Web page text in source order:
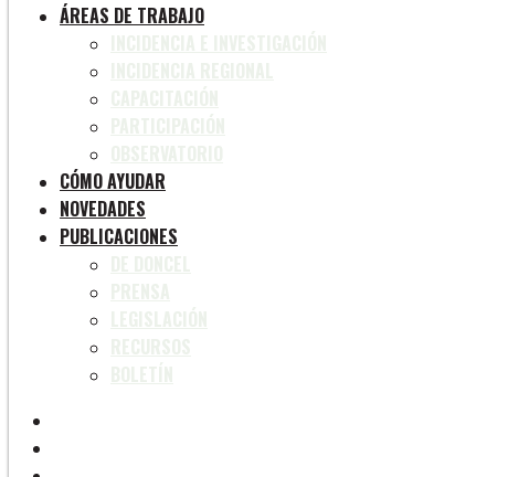
ÁREAS DE TRABAJO
CÓMO AYUDAR
NOVEDADES
PUBLICACIONES